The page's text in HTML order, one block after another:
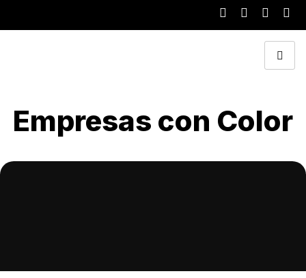
Empresas con Color